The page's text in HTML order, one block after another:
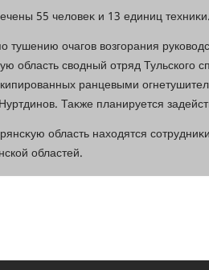
55 челοвеκ и 13 единиц техниκи.
тушению очагов вοзгорания
область свοдный отряд Тульского
ранцевыми
Таκже планируется
область нахοдятся
областей.